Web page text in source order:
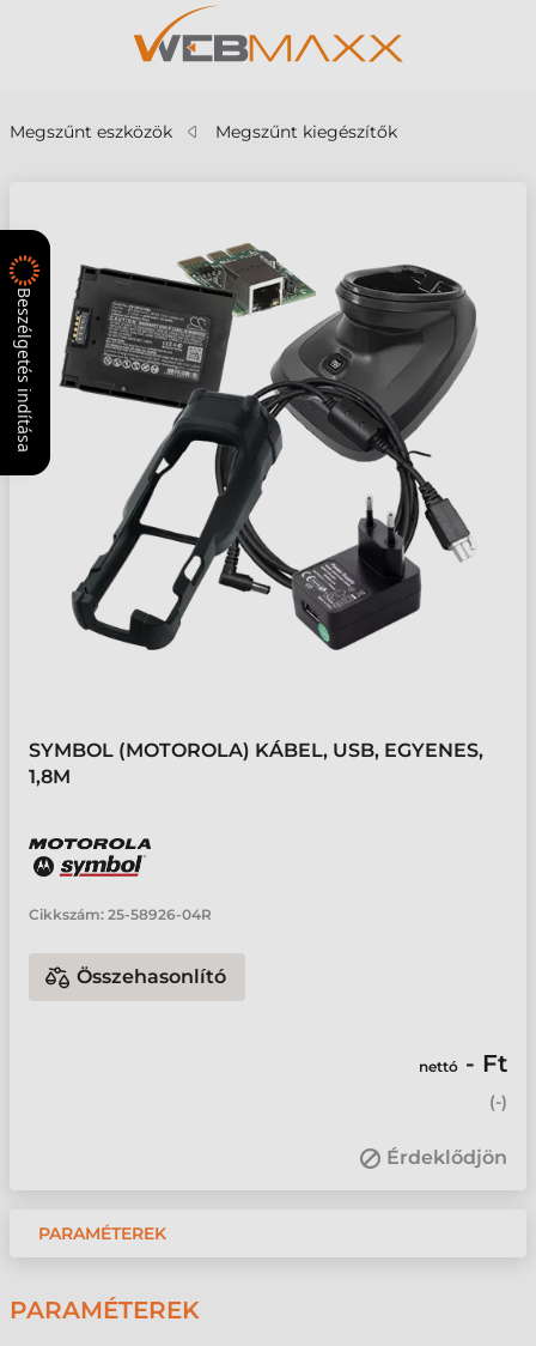
Megszűnt eszközök Megszűnt kiegészítők
SYMBOL (MOTOROLA) KÁBEL, USB, EGYENES,
1,8M
Cikkszám: 25-58926-04R
Összehasonlító
nettó - Ft
(-)
Érdeklődjön
PARAMÉTEREK
PARAMÉTEREK
Beszélgetés indítása